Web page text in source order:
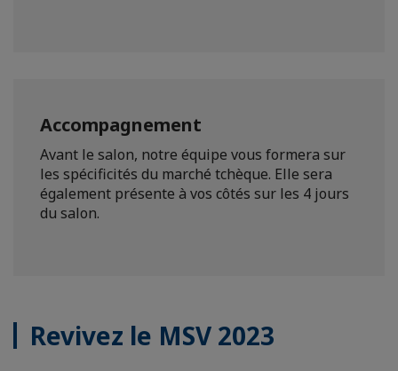
Accompagnement
Avant le salon, notre équipe vous formera sur
les spécificités du marché tchèque. Elle sera
également présente à vos côtés sur les 4 jours
du salon.
Revivez le MSV 2023